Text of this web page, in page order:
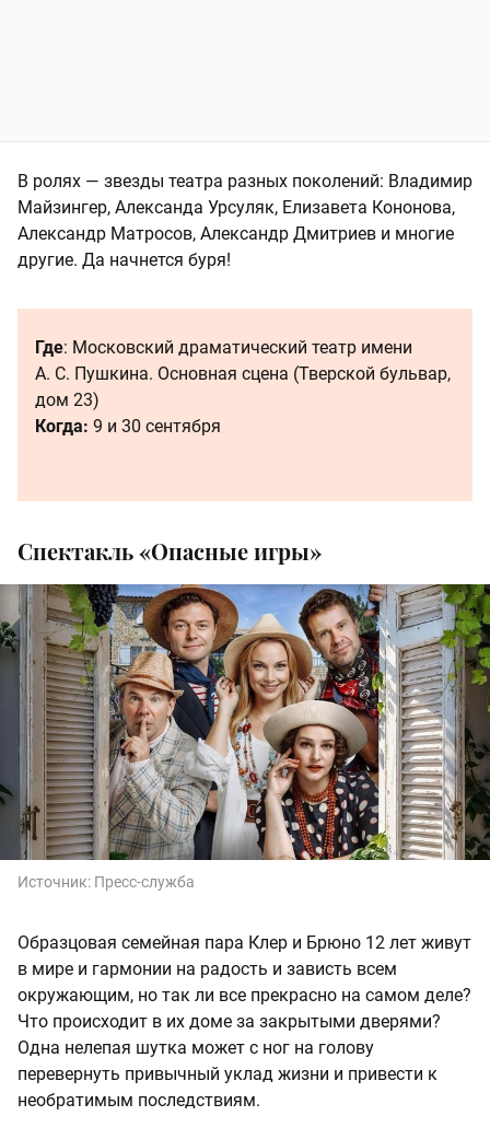
В ролях — звезды театра разных поколений: Владимир
Майзингер, Александа Урсуляк, Елизавета Кононова,
Александр Матросов, Александр Дмитриев и многие
другие. Да начнется буря!
Где: Московский драматический театр имени
А. С. Пушкина. Основная сцена (Тверской бульвар,
дом 23)
Когда: 9 и 30 сентября
Спектакль «Опасные игры»
Источник: Пресс-служба
Образцовая семейная пара Клер и Брюно 12 лет живут
в мире и гармонии на радость и зависть всем
окружающим, но так ли все прекрасно на самом деле?
Что происходит в их доме за закрытыми дверями?
Одна нелепая шутка может с ног на голову
перевернуть привычный уклад жизни и привести к
необратимым последствиям.